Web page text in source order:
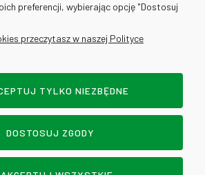
info@cantino.pl
preferencji, wybierając opcję "Dostosuj
przeczytasz w naszej Polityce
TYLKO NIEZBĘDNE
DOSTOSUJ ZGODY